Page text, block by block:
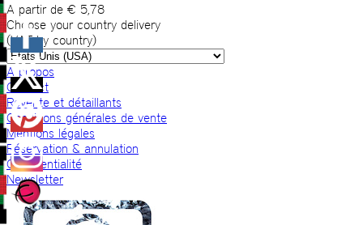
A partir de € 5,78
Choose your country delivery
(VAT by country)
A propos
Contact
Revente et détaillants
Conditions générales de vente
Mentions légales
Réservation & annulation
Confidentialité
Newsletter